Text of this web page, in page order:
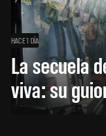
HACE 1 DÍA
La secuela
viva: su